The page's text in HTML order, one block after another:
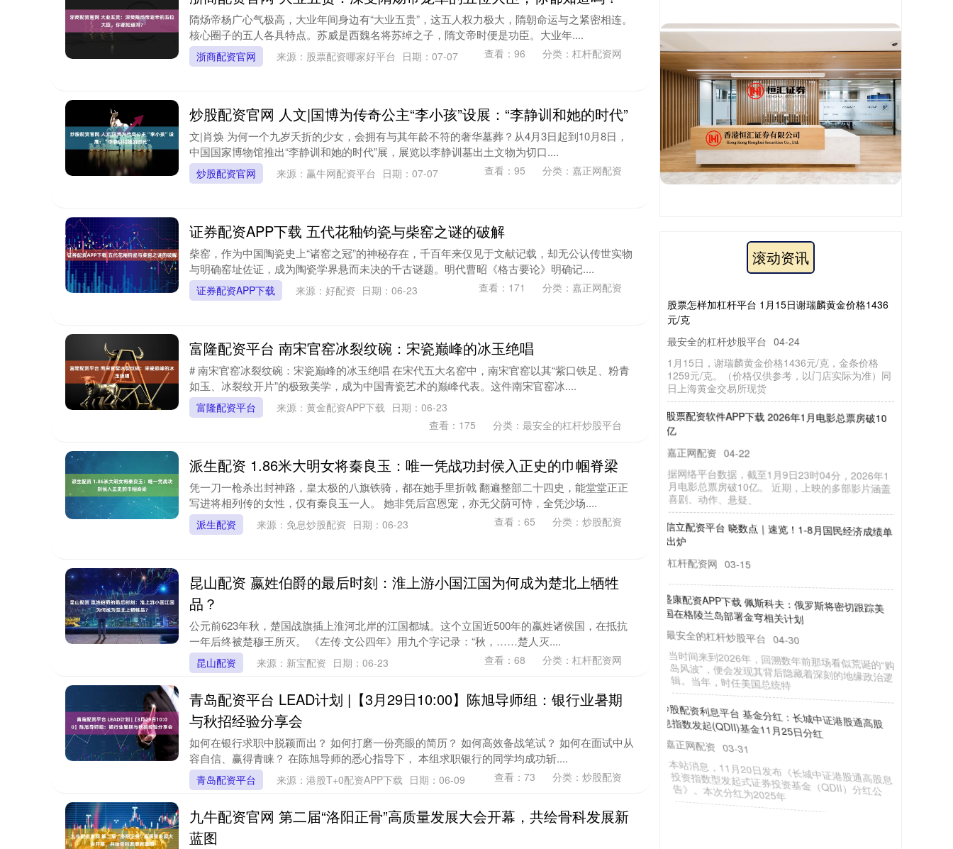
隋炀帝杨广心气极高，大业年间身边有“大业五贵”，这五人权力极大，隋朝命运与之紧密相连。
核心圈子的五人各具特点。苏威是西魏名将苏绰之子，隋文帝时便是功臣。大业年....
浙商配资官网 来源：股票配资哪家好平台 日期：07-07 查看： 96 分类： 杠杆配资网
炒股配资官网 人文|国博为传奇公主“李小孩”设展：“李静训和她的时代”
文|肖焕 为何一个九岁夭折的少女，会拥有与其年龄不符的奢华墓葬？从4月3日起到10月8日，
中国国家博物馆推出“李静训和她的时代”展，展览以李静训墓出土文物为切口....
炒股配资官网 来源：赢牛网配资平台 日期：07-07 查看： 95 分类： 嘉正网配资
证券配资APP下载 五代花釉钧瓷与柴窑之谜的破解
柴窑，作为中国陶瓷史上“诸窑之冠”的神秘存在，千百年来仅见于文献记载，却无公认传世实物
与明确窑址佐证，成为陶瓷学界悬而未决的千古谜题。明代曹昭《格古要论》明确记....
证券配资APP下载 来源：好配资 日期：06-23 查看： 171 分类： 嘉正网配资
富隆配资平台 南宋官窑冰裂纹碗：宋瓷巅峰的冰玉绝唱
# 南宋官窑冰裂纹碗：宋瓷巅峰的冰玉绝唱 在宋代五大名窑中，南宋官窑以其“紫口铁足、粉青
如玉、冰裂纹开片”的极致美学，成为中国青瓷艺术的巅峰代表。这件南宋官窑冰....
富隆配资平台 来源：黄金配资APP下载 日期：06-23
查看： 175 分类： 最安全的杠杆炒股平台
派生配资 1.86米大明女将秦良玉：唯一凭战功封侯入正史的巾帼脊梁
凭一刀一枪杀出封神路，皇太极的八旗铁骑，都在她手里折戟 翻遍整部二十四史，能堂堂正正
写进将相列传的女性，仅有秦良玉一人。 她非凭后宫恩宠，亦无父荫可恃，全凭沙场....
派生配资 来源：免息炒股配资 日期：06-23 查看： 65 分类： 炒股配资
昆山配资 嬴姓伯爵的最后时刻：淮上游小国江国为何成为楚北上牺牲
品？
公元前623年秋，楚国战旗插上淮河北岸的江国都城。这个立国近500年的嬴姓诸侯国，在抵抗
一年后终被楚穆王所灭。 《左传·文公四年》用九个字记录：“秋，……楚人灭....
昆山配资 来源：新宝配资 日期：06-23 查看： 68 分类： 杠杆配资网
青岛配资平台 LEAD计划 |【3月29日10:00】陈旭导师组：银行业暑期
与秋招经验分享会
如何在银行求职中脱颖而出？ 如何打磨一份亮眼的简历？ 如何高效备战笔试？ 如何在面试中从
容自信、赢得青睐？ 在陈旭导师的悉心指导下， 本组求职银行的同学均成功斩....
青岛配资平台 来源：港股T+0配资APP下载 日期：06-09 查看： 73 分类： 炒股配资
九牛配资官网 第二届“洛阳正骨”高质量发展大会开幕，共绘骨科发展新
蓝图
滚动资讯
股票怎样加杠杆平台 1月15日谢瑞麟黄金价格1436
元/克
最安全的杠杆炒股平台 04-24
1月15日，谢瑞麟黄金价格1436元/克，金条价格
1259元/克。（价格仅供参考，以门店实际为准）同
日上海黄金交易所现货
股票配资软件APP下载 2026年1月电影总票房破10
亿
嘉正网配资 04-22
据网络平台数据，截至1月9日23时04分，2026年1
月电影总票房破10亿。 近期，上映的多部影片涵盖
喜剧、动作、悬疑、
信立配资平台 晓数点｜速览！1-8月国民经济成绩单
出炉
杠杆配资网 03-15
盛康配资APP下载 佩斯科夫：俄罗斯将密切跟踪美
国在格陵兰岛部署金穹相关计划
最安全的杠杆炒股平台 04-30
当时间来到2026年，回溯数年前那场看似荒诞的“购
岛风波”，便会发现其背后隐藏着深刻的地缘政治逻
辑。当年，时任美国总统特
炒股配资利息平台 基金分红：长城中证港股通高股
息指数发起(QDII)基金11月25日分红
嘉正网配资
03-31
本站消息，11月20日发布《长城中证港股通高股息
投资指数型发起式证券投资基金（QDII）分红公
告》。本次分红为2025年